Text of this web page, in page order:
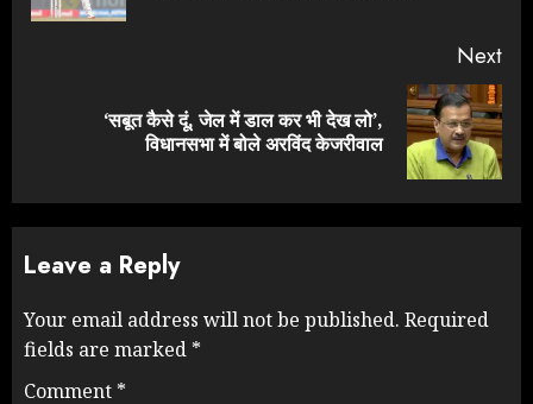
Next
‘सबूत कैसे दूं, जेल में डाल कर भी देख लो’,
विधानसभा में बोले अरविंद केजरीवाल
Leave a Reply
Your email address will not be published. Required
fields are marked *
Comment *